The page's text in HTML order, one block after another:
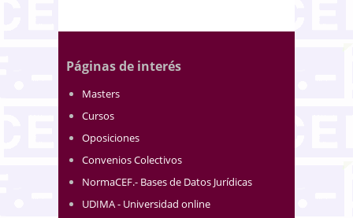
Páginas de interés
Masters
Cursos
Oposiciones
Convenios Colectivos
NormaCEF.- Bases de Datos Jurídicas
UDIMA - Universidad online